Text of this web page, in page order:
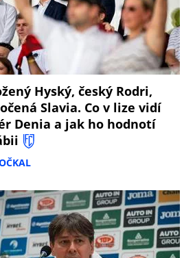
Hyský, český Rodri,
Slavia. Co v lize vidí
Denia a jak ho hodnotí